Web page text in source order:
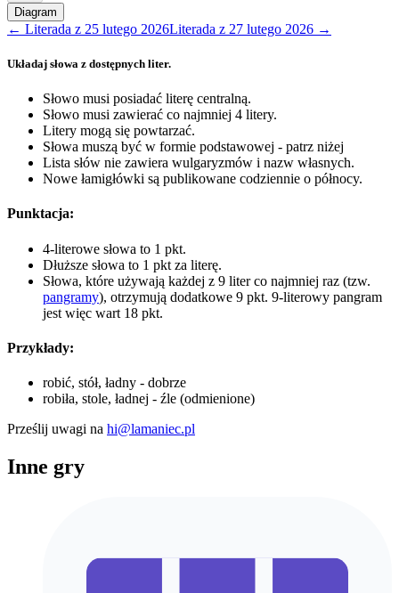
Diagram
← Literada z 25 lutego 2026Literada z 27 lutego 2026 →
Układaj słowa z dostępnych liter.
Słowo musi posiadać literę centralną.
Słowo musi zawierać co najmniej 4 litery.
Litery mogą się powtarzać.
Słowa muszą być w formie podstawowej - patrz niżej
Lista słów nie zawiera wulgaryzmów i nazw własnych.
Nowe łamigłówki są publikowane codziennie o północy.
Punktacja:
4-literowe słowa to 1 pkt.
Dłuższe słowa to 1 pkt za literę.
Słowa, które używają każdej z 9 liter co najmniej raz (tzw.
pangramy), otrzymują dodatkowe 9 pkt. 9-literowy pangram
jest więc wart 18 pkt.
Przykłady:
robić, stół, ładny - dobrze
robiła, stole, ładnej - źle (odmienione)
Prześlij uwagi na hi@lamaniec.pl
Inne gry